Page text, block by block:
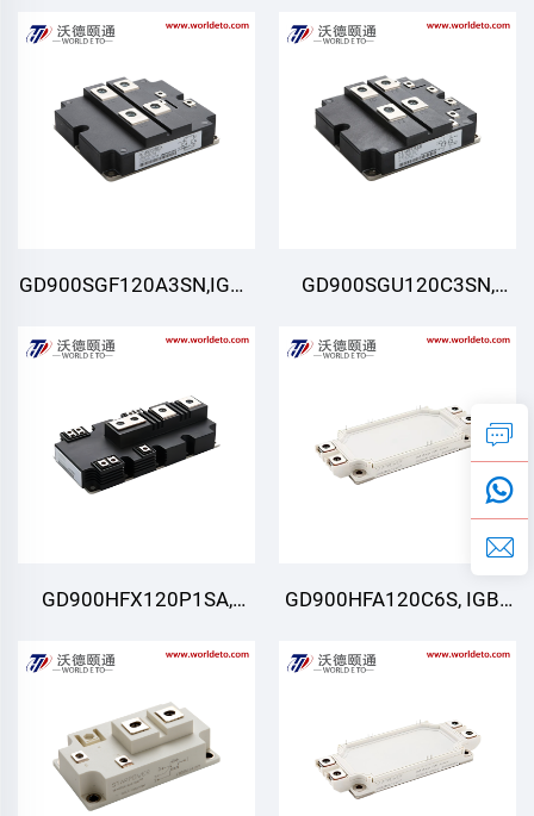
GD900SGF120A3SN,IGBT
GD900SGU120C3SN,
GD900HFX120P1SA,
GD900HFA120C6S, IGBT